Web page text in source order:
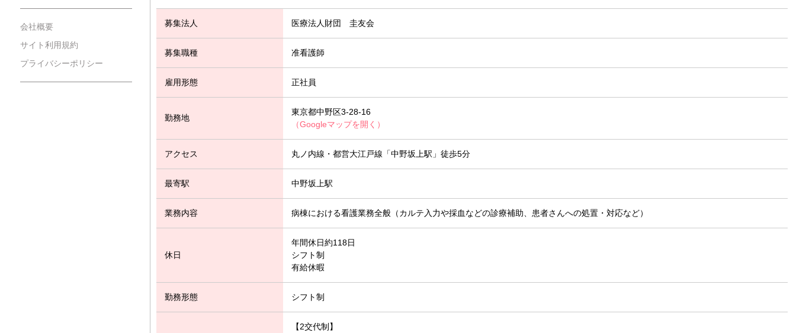
会社概要
サイト利用規約
プライバシーポリシー
募集法人 医療法人財団 圭友会
募集職種 准看護師
雇用形態 正社員
勤務地
東京都中野区3-28-16
（Googleマップを開く）
アクセス 丸ノ内線・都営大江戸線「中野坂上駅」徒歩5分
最寄駅 中野坂上駅
業務内容 病棟における看護業務全般（カルテ入力や採血などの診療補助、患者さんへの処置・対応など）
休日
年間休日約118日
シフト制
有給休暇
勤務形態 シフト制
【2交代制】